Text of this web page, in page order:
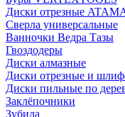
Диски отрезные
Сверла универсальные
Ванночки Ведра Тазы
Гвоздодеры
Диски алмазные
Диски отрезные и
Диски пильные по
Заклёпочники
Зубила